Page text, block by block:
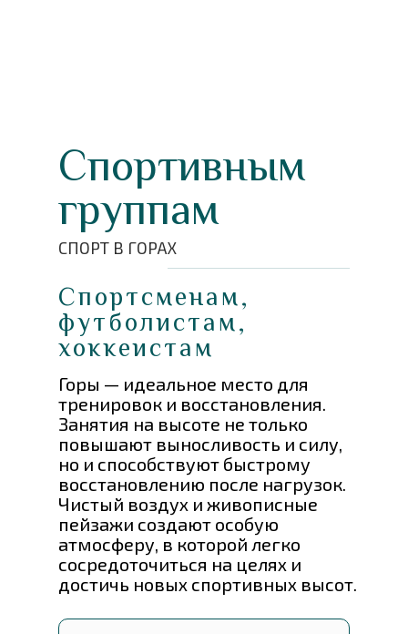
Горы — идеальное место для
тренировок и восстановления.
Занятия на высоте не только
повышают выносливость и силу,
но и способствуют быстрому
восстановлению после нагрузок.
Чистый воздух и живописные
пейзажи создают особую
атмосферу, в которой легко
сосредоточиться на целях и
достичь новых спортивных высот.
Спортсменам,
футболистам,
хоккеистам
Спортивным
группам
СПОРТ В ГОРАХ